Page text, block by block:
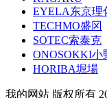
EYELA东京理
TECHMO盛冈
SOTEC索泰克
ONOSOKKI小
HORIBA堀場
我的网站 版权所有